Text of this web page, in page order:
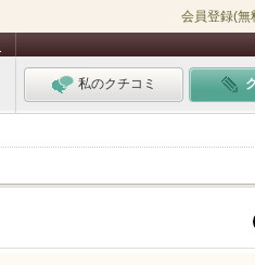
会員登録(無
私のクチコミ